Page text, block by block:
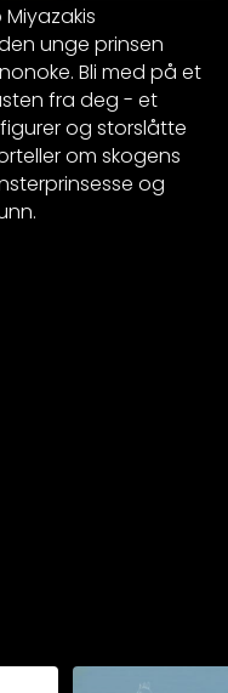
Miyazakis
unge prinsen
Bli med på et
fra deg - et
og storslåtte
om skogens
og